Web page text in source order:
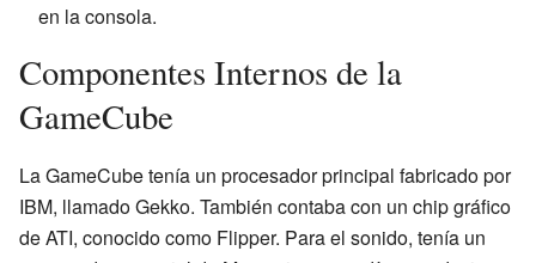
en la consola.
Componentes Internos de la
GameCube
La GameCube tenía un procesador principal fabricado por
IBM, llamado Gekko. También contaba con un chip gráfico
de ATI, conocido como Flipper. Para el sonido, tenía un